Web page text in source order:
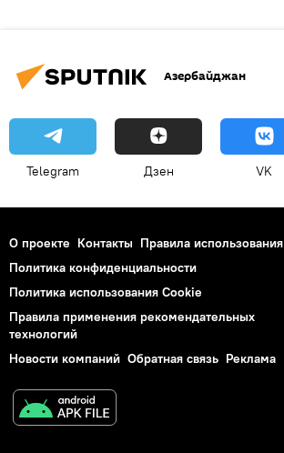
Азербайджан
Telegram Дзен VK
О проекте Контакты Правила использования
Политика конфиденциальности
Политика использования Cookie
Правила применения рекомендательных
технологий
Новости компаний Обратная связь Реклама